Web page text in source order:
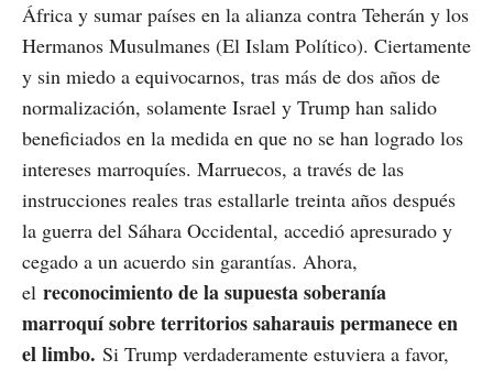
África y sumar países en la alianza contra Teherán y los
Hermanos Musulmanes (El Islam Político). Ciertamente
y sin miedo a equivocarnos, tras más de dos años de
normalización, solamente Israel y Trump han salido
beneficiados en la medida en que no se han logrado los
intereses marroquíes. Marruecos, a través de las
instrucciones reales tras estallarle treinta años después
la guerra del Sáhara Occidental, accedió apresurado y
cegado a un acuerdo sin garantías. Ahora,
el reconocimiento de la supuesta soberanía
marroquí sobre territorios saharauis permanece en
el limbo. Si Trump verdaderamente estuviera a favor,